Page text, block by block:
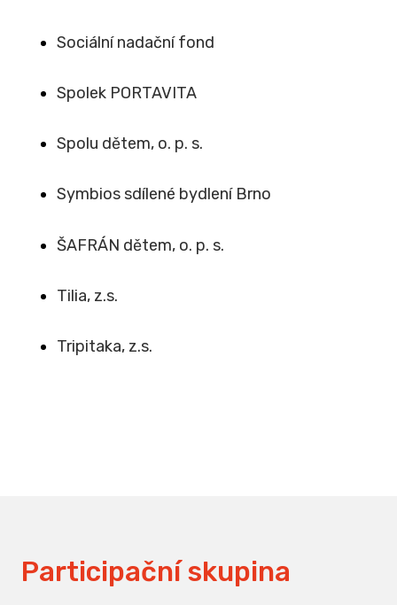
Sociální nadační fond
Spolek PORTAVITA
Spolu dětem, o. p. s.
Symbios sdílené bydlení Brno
ŠAFRÁN dětem, o. p. s.
Tilia, z.s.
Tripitaka, z.s.
Participační skupina